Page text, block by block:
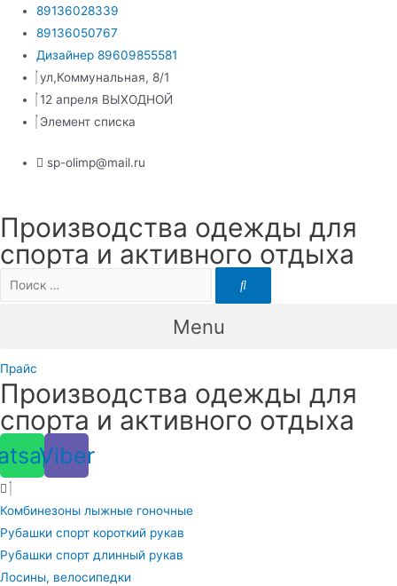
Перейти
содержимому
89136028339
89136050767
Дизайнер 89609855581
ул,Коммунальная, 8/1
12 апреля ВЫХОДНОЙ
Элемент списка
sp-olimp@mail.ru
Производства одежды для
спорта и активного отдыха
Menu
Прайс
Производства одежды для
спорта и активного отдыха
Viber
Комбинезоны лыжные гоночные
Рубашки спорт короткий рукав
Рубашки спорт длинный рукав
Лосины, велосипедки